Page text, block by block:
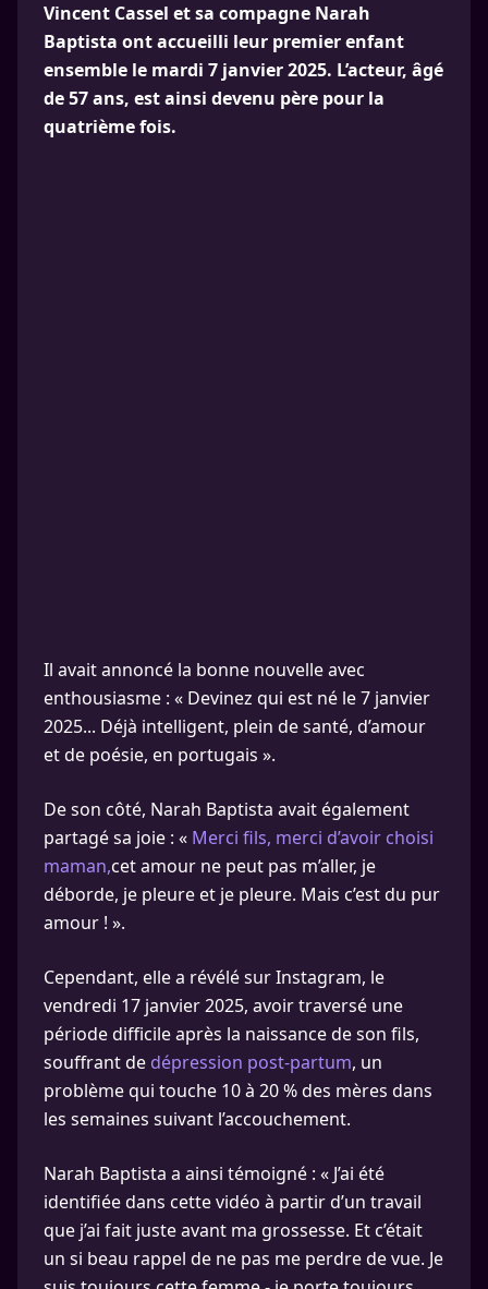
Vincent Cassel et sa compagne Narah
Baptista ont accueilli leur premier enfant
ensemble le mardi 7 janvier 2025. L’acteur, âgé
de 57 ans, est ainsi devenu père pour la
quatrième fois.
Il avait annoncé la bonne nouvelle avec
enthousiasme : « Devinez qui est né le 7 janvier
2025... Déjà intelligent, plein de santé, d’amour
et de poésie, en portugais ».
De son côté, Narah Baptista avait également
partagé sa joie : « Merci fils, merci d’avoir choisi
maman,cet amour ne peut pas m’aller, je
déborde, je pleure et je pleure. Mais c’est du pur
amour ! ».
Cependant, elle a révélé sur Instagram, le
vendredi 17 janvier 2025, avoir traversé une
période difficile après la naissance de son fils,
souffrant de dépression post-partum, un
problème qui touche 10 à 20 % des mères dans
les semaines suivant l’accouchement.
Narah Baptista a ainsi témoigné : « J’ai été
identifiée dans cette vidéo à partir d’un travail
que j’ai fait juste avant ma grossesse. Et c’était
un si beau rappel de ne pas me perdre de vue. Je